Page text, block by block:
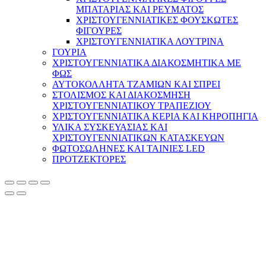
ΜΠΑΤΑΡΙΑΣ ΚΑΙ ΡΕΥΜΑΤΟΣ
ΧΡΙΣΤΟΥΓΕΝΝΙΑΤΙΚΕΣ ΦΟΥΣΚΩΤΕΣ
ΦΙΓΟΥΡΕΣ
ΧΡΙΣΤΟΥΓΕΝΝΙΑΤΙΚΑ ΛΟΥΤΡΙΝΑ
ΓΟΥΡΙΑ
ΧΡΙΣΤΟΥΓΕΝΝΙΑΤΙΚΑ ΔΙΑΚΟΣΜΗΤΙΚΑ ΜΕ
ΦΩΣ
ΑΥΤΟΚΟΛΛΗΤΑ ΤΖΑΜΙΩΝ ΚΑΙ ΣΠΡΕΙ
ΣΤΟΛΙΣΜΟΣ ΚΑΙ ΔΙΑΚΟΣΜΗΣΗ
ΧΡΙΣΤΟΥΓΕΝΝΙΑΤΙΚΟΥ ΤΡΑΠΕΖΙΟΥ
ΧΡΙΣΤΟΥΓΕΝΝΙΑΤΙΚΑ ΚΕΡΙΑ ΚΑΙ ΚΗΡΟΠΗΓΙΑ
ΥΛΙΚΑ ΣΥΣΚΕΥΑΣΙΑΣ ΚΑΙ
ΧΡΙΣΤΟΥΓΕΝΝΙΑΤΙΚΩΝ ΚΑΤΑΣΚΕΥΩΝ
ΦΩΤΟΣΩΛΗΝΕΣ ΚΑΙ ΤΑΙΝΙΕΣ LED
ΠΡΟΤΖΕΚΤΟΡΕΣ